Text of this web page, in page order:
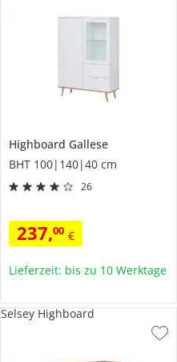
Highboard Gallese
BHT 100|140|40 cm
26
237,00 €
Lieferzeit: bis zu 10 Werktage
Selsey Highboard